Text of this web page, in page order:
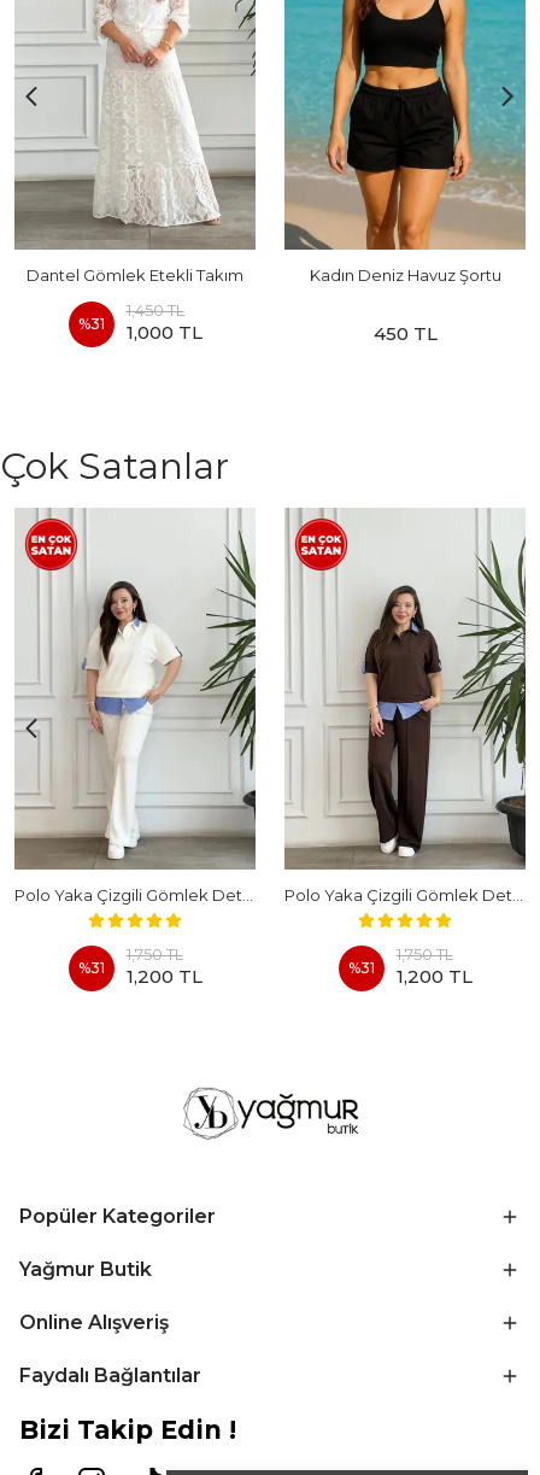
Dantel Gömlek Etekli Takım
%31
1,450 TL
1,000 TL
Kadın Deniz Havuz Şortu
450 TL
Çok Satanlar
%31
1,750 TL
1,200 TL %31
1,750 TL
1,200 TL
Popüler Kategoriler
Yağmur Butik
Online Alışveriş
Faydalı Bağlantılar
Bizi Takip Edin !